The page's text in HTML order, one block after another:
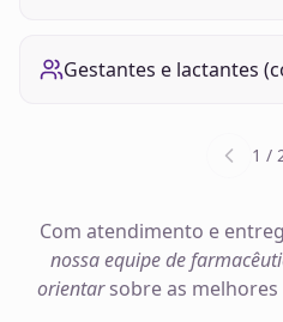
Gestantes e lactantes
1 /
Com atendimento e
nossa equipe de
orientarsobre as melhores